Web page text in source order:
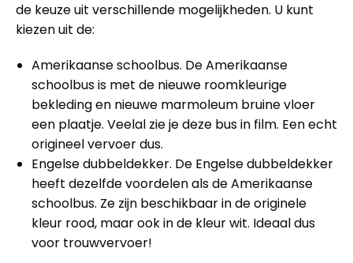
de keuze uit verschillende mogelijkheden. U kunt
kiezen uit de:
Amerikaanse schoolbus. De Amerikaanse
schoolbus is met de nieuwe roomkleurige
bekleding en nieuwe marmoleum bruine vloer
een plaatje. Veelal zie je deze bus in film. Een echt
origineel vervoer dus.
Engelse dubbeldekker. De Engelse dubbeldekker
heeft dezelfde voordelen als de Amerikaanse
schoolbus. Ze zijn beschikbaar in de originele
kleur rood, maar ook in de kleur wit. Ideaal dus
voor trouwvervoer!